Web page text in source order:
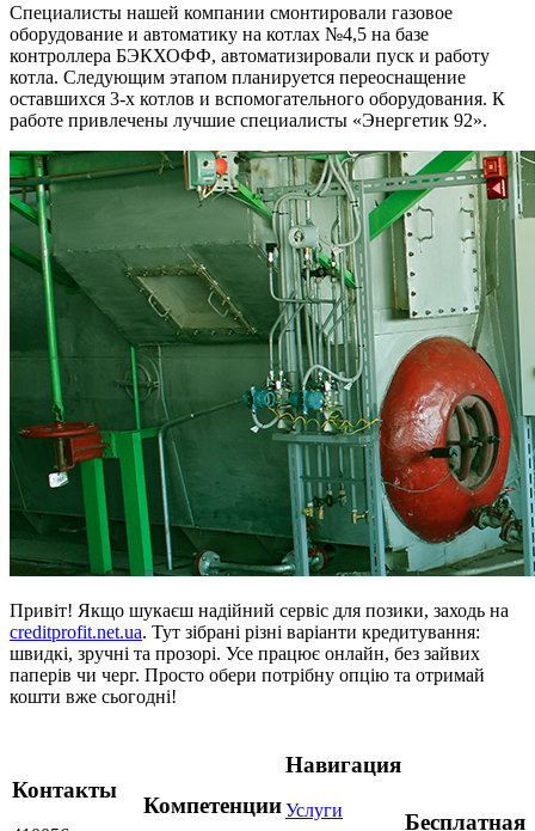
Специалисты нашей компании смонтировали газовое
оборудование и автоматику на котлах №4,5 на базе
контроллера БЭКХОФФ, автоматизировали пуск и работу
котла. Следующим этапом планируется переоснащение
оставшихся 3-х котлов и вспомогательного оборудования. К
работе привлечены лучшие специалисты «Энергетик 92».
Привіт! Якщо шукаєш надійний сервіс для позики, заходь на
creditprofit.net.ua. Тут зібрані різні варіанти кредитування:
швидкі, зручні та прозорі. Усе працює онлайн, без зайвих
паперів чи черг. Просто обери потрібну опцію та отримай
кошти вже сьогодні!
Контакты
Компетенции
Навигация
Услуги Бесплатная